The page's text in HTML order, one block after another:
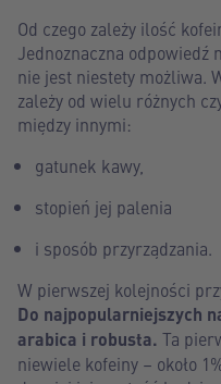
Od czego zależy ilość
Jednoznaczna odpowiedź
nie jest niestety możliwa.
zależy od wielu różnych
między innymi:
gatunek kawy,
stopień jej palenia
i sposób przyrządzania.
W pierwszej kolejności
Do najpopularniejszych
arabica i robusta. Ta
niewiele kofeiny – około